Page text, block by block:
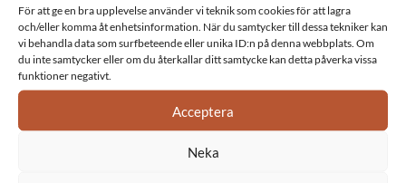
För att ge en bra upplevelse använder vi teknik som cookies för att lagra
och/eller komma åt enhetsinformation. När du samtycker till dessa tekniker kan
vi behandla data som surfbeteende eller unika ID:n på denna webbplats. Om
du inte samtycker eller om du återkallar ditt samtycke kan detta påverka vissa
funktioner negativt.
Acceptera
Neka
Email *
Företag